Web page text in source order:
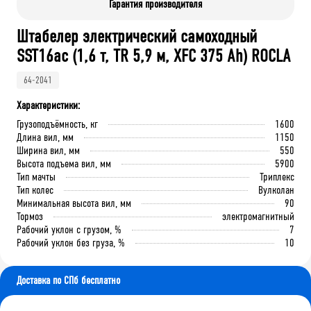
Гарантия производителя
Штабелер электрический самоходный
SST16ac (1,6 т, TR 5,9 м, XFC 375 Ah) ROCLA
64-2041
Характеристики:
Грузоподъёмность, кг
1600
Длина вил, мм
1150
Ширина вил, мм
550
Высота подъема вил, мм
5900
Тип мачты
Триплекс
Тип колес
Вулколан
Минимальная высота вил, мм
90
Тормоз
электромагнитный
Рабочий уклон с грузом, %
7
Рабочий уклон без груза, %
10
Доставка по СПб бесплатно